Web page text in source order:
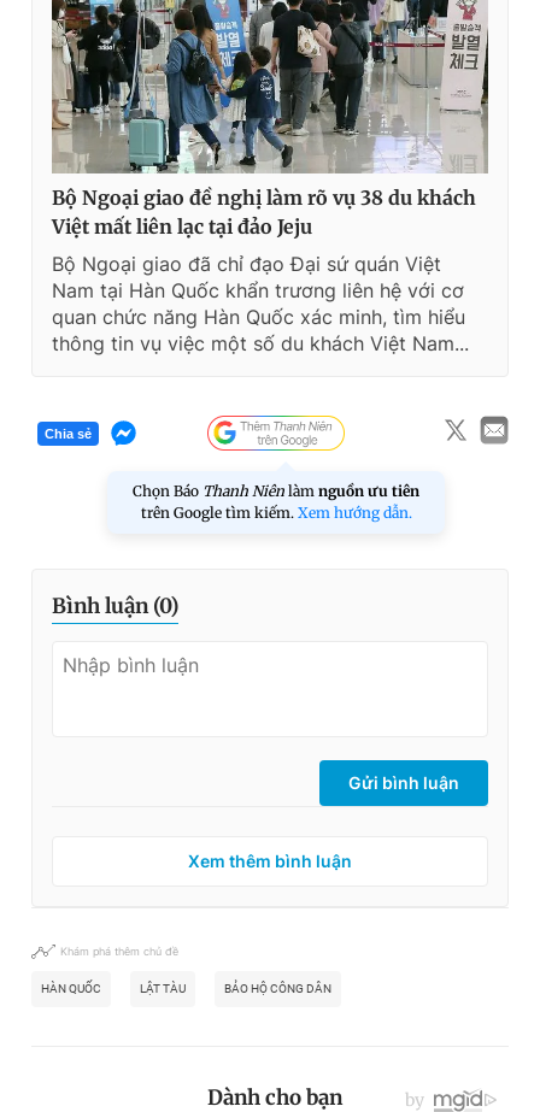
Bộ Ngoại giao đề nghị làm rõ vụ 38 du khách
Việt mất liên lạc tại đảo Jeju
Bộ Ngoại giao đã chỉ đạo Đại sứ quán Việt
Nam tại Hàn Quốc khẩn trương liên hệ với cơ
quan chức năng Hàn Quốc xác minh, tìm hiểu
thông tin vụ việc một số du khách Việt Nam...
Chia sẻ
Chọn Báo Thanh Niên làm nguồn ưu tiên
trên Google tìm kiếm. Xem hướng dẫn.
Bình luận (0)
Gửi bình luận
Xem thêm bình luận
Khám phá thêm chủ đề
HÀN QUỐC LẬT TÀU BẢO HỘ CÔNG DÂN